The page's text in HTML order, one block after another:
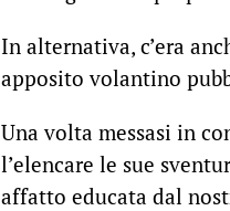
In alternativa, c’era
apposito volantino
Una volta messasi in
l’elencare le sue
affatto educata dal